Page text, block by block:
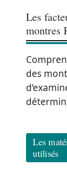
Les
montres
des
Les
utilisés